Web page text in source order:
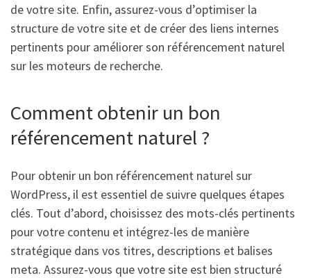
de votre site. Enfin, assurez-vous d’optimiser la
structure de votre site et de créer des liens internes
pertinents pour améliorer son référencement naturel
sur les moteurs de recherche.
Comment obtenir un bon
référencement naturel ?
Pour obtenir un bon référencement naturel sur
WordPress, il est essentiel de suivre quelques étapes
clés. Tout d’abord, choisissez des mots-clés pertinents
pour votre contenu et intégrez-les de manière
stratégique dans vos titres, descriptions et balises
meta. Assurez-vous que votre site est bien structuré